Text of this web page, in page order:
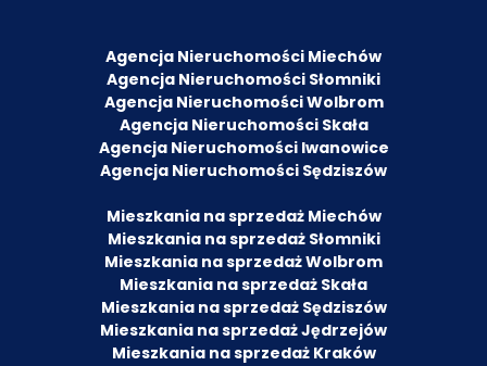
Agencja Nieruchomości Miechów
Agencja Nieruchomości Słomniki
Agencja Nieruchomości Wolbrom
Agencja Nieruchomości Skała
Agencja Nieruchomości Iwanowice
Agencja Nieruchomości Sędziszów
Mieszkania na sprzedaż Miechów
Mieszkania na sprzedaż Słomniki
Mieszkania na sprzedaż Wolbrom
Mieszkania na sprzedaż Skała
Mieszkania na sprzedaż Sędziszów
Mieszkania na sprzedaż Jędrzejów
Mieszkania na sprzedaż Kraków